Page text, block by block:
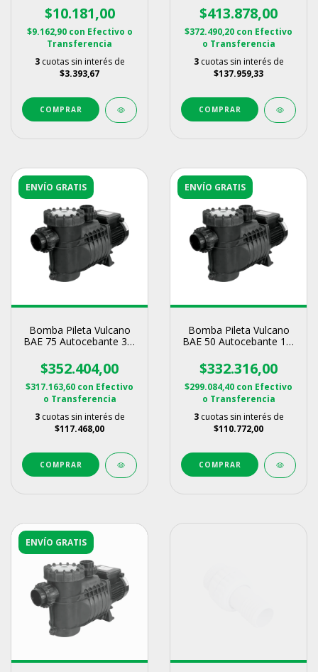
$10.181,00
$9.162,90 con Efectivo o
Transferencia
3 cuotas sin interés de
$3.393,67
$413.878,00
$372.490,20 con Efectivo
o Transferencia
3 cuotas sin interés de
$137.959,33
ENVÍO GRATIS
Bomba Pileta Vulcano
BAE 75 Autocebante 3/4
$352.404,00
$317.163,60 con Efectivo
o Transferencia
3 cuotas sin interés de
$117.468,00
ENVÍO GRATIS
Bomba Pileta Vulcano
BAE 50 Autocebante 1/2
$332.316,00
$299.084,40 con Efectivo
o Transferencia
3 cuotas sin interés de
$110.772,00
ENVÍO GRATIS